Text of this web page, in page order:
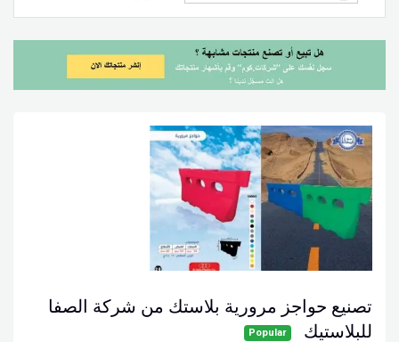
تصنيع حواجز مرورية بلاستك من شركة الصفا
للبلاستيك
Popular